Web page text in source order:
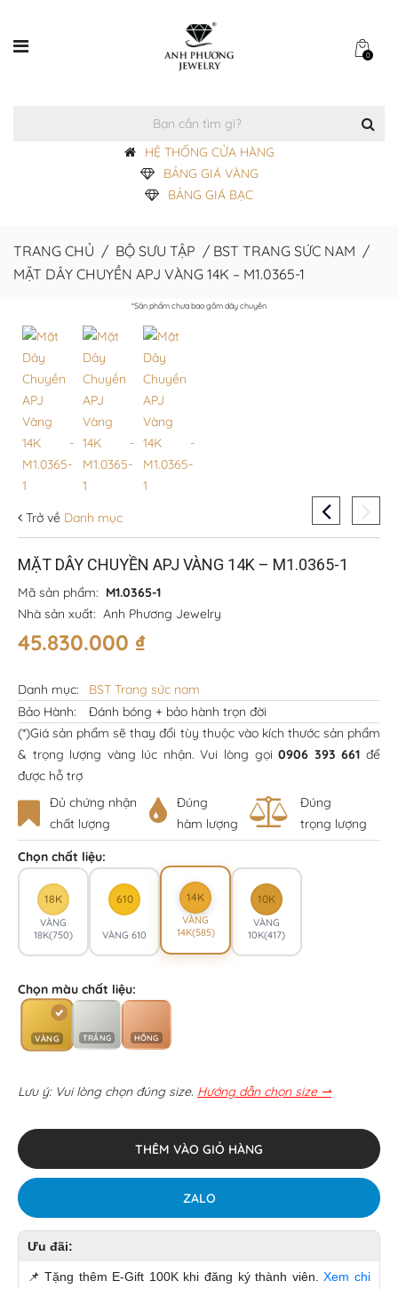
0
HỆ THỐNG CỬA HÀNG
BẢNG GIÁ VÀNG
BẢNG GIÁ BẠC
TRANG CHỦ / BỘ SƯU TẬP / BST TRANG SỨC NAM /
MẶT DÂY CHUYỀN APJ VÀNG 14K – M1.0365-1
*Sản phẩm chưa bao gồm dây chuyền
Trở về Danh mục
MẶT DÂY CHUYỀN APJ VÀNG 14K – M1.0365-1
Mã sản phẩm: M1.0365-1
Nhà sản xuất: Anh Phương Jewelry
45.830.000 ₫
Danh mục:
BST Trang sức nam
Bảo Hành:
Đánh bóng + bảo hành trọn đời
(*)Giá sản phẩm sẽ thay đổi tùy thuộc vào kích thước sản phẩm
& trọng lượng vàng lúc nhận. Vui lòng gọi0906 393 661 để
được hỗ trợ
Đủ chứng nhận
chất lượng
Đúng
hàm lượng
Đúng
trọng lượng
Chọn chất liệu:
18K
VÀNG
18K(750)
610
VÀNG 610
14K
VÀNG
14K(585)
10K
VÀNG
10K(417)
Chọn màu chất liệu:
VÀNG TRẮNG HỒNG
Lưu ý: Vui lòng chọn đúng size. Hướng dẫn chọn size ⇀
THÊM VÀO GIỎ HÀNG
ZALO
Ưu đãi:
📌 Tặng thêm E-Gift 100K khi đăng ký thành viên.Xem chi